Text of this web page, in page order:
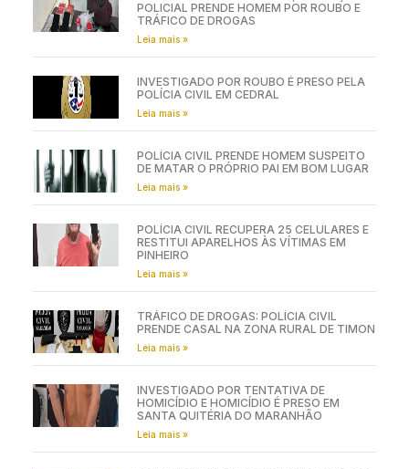
POLICIAL PRENDE HOMEM POR ROUBO E
TRÁFICO DE DROGAS
Leia mais »
INVESTIGADO POR ROUBO É PRESO PELA
POLÍCIA CIVIL EM CEDRAL
Leia mais »
POLÍCIA CIVIL PRENDE HOMEM SUSPEITO
DE MATAR O PRÓPRIO PAI EM BOM LUGAR
Leia mais »
POLÍCIA CIVIL RECUPERA 25 CELULARES E
RESTITUI APARELHOS ÀS VÍTIMAS EM
PINHEIRO
Leia mais »
TRÁFICO DE DROGAS: POLÍCIA CIVIL
PRENDE CASAL NA ZONA RURAL DE TIMON
Leia mais »
INVESTIGADO POR TENTATIVA DE
HOMICÍDIO E HOMICÍDIO É PRESO EM
SANTA QUITÉRIA DO MARANHÃO
Leia mais »